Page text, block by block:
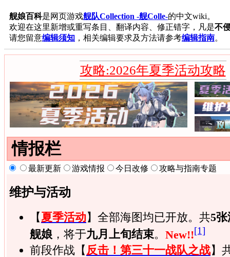
舰娘百科是网页游戏舰队Collection -舰Colle-的中文wiki。
欢迎在这里新增或重写条目、翻译内容、修正错字，凡是不
请您留意编辑须知 ，相关编辑要求及方法请参考编辑指南。
攻略:2026年夏季活动攻略
情报栏
最新更新 游戏情报 今日改修 攻略与指南专题
维护与活动
【 夏季活动】全部海图均已开放。共5
舰娘 ，将于九月上旬结束。 New!![1]
前段作战【 反击！第三十一战队之战】